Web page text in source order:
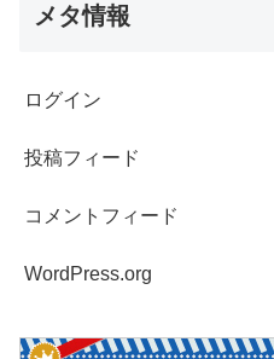
メタ情報
ログイン
投稿フィード
コメントフィード
WordPress.org